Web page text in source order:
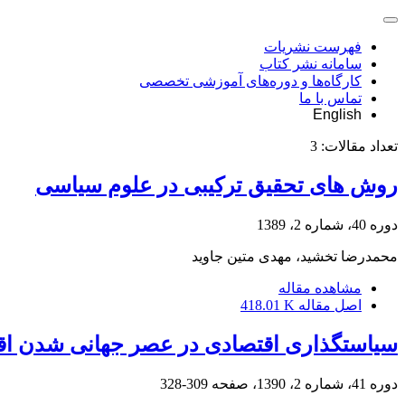
فهرست نشریات
سامانه نشر کتاب
کارگاه‌ها و دوره‌های آموزشی تخصصی
تماس با ما
English
تعداد مقالات: 3
روش های تحقیق ترکیبی در علوم سیاسی
دوره 40، شماره 2، 1389
محمدرضا تخشید، مهدی متین جاوید
مشاهده مقاله
اصل مقاله 418.01 K
سیاستگذاری اقتصادی در عصر جهانی شدن
دوره 41، شماره 2، 1390، صفحه 309-328